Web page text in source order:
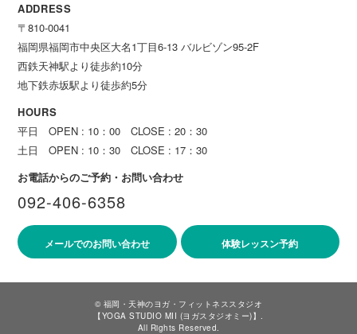
ADDRESS
〒810-0041
福岡県福岡市中央区大名1丁目6-13 バルビゾン95-2F
西鉄天神駅より徒歩約10分
地下鉄赤坂駅より徒歩約5分
HOURS
平日 OPEN : 10：00 CLOSE : 20：30
土日 OPEN : 10：30 CLOSE : 17：30
お電話からのご予約・お問い合わせ
092-406-6358
メールでのお問い合わせ 体験レッスン予約
© 福岡・天神のヨガ・フィットネススタジオ
【YOGA STUDIO MII (ヨガスタジオミー)】 .
All Rights Reserved.